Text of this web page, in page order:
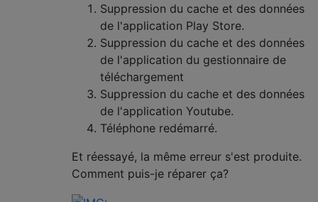
Suppression du cache et des données
de l'application Play Store.
Suppression du cache et des données
de l'application du gestionnaire de
téléchargement
Suppression du cache et des données
de l'application Youtube.
Téléphone redémarré.
Et réessayé, la même erreur s'est produite.
Comment puis-je réparer ça?